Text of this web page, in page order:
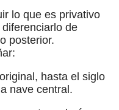
lo que es privativo
de
posterior.
hasta el siglo
nave central.